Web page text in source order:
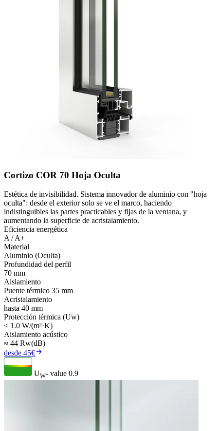
Cortizo COR 70 Hoja Oculta
Estética de invisibilidad. Sistema innovador de aluminio con "hoja
oculta": desde el exterior solo se ve el marco, haciendo
indistinguibles las partes practicables y fijas de la ventana, y
aumentando la superficie de acristalamiento.
Eficiencia energética
A / A+
Material
Aluminio (Oculta)
Profundidad del perfil
70 mm
Aislamiento
Puente térmico 35 mm
Acristalamiento
hasta 40 mm
Protección térmica (Uw)
≤ 1.0 W/(m²·K)
Aislamiento acústico
≈ 44 Rw(dB)
desde 45€
UW- value 0.9